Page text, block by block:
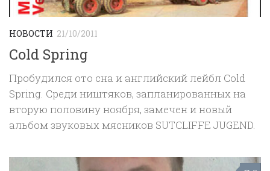
НОВОСТИ 21/10/2011
Cold Spring
Пробудился ото сна и английский лейбл Cold
Spring. Среди ништяков, запланированных на
вторую половину ноября, замечен и новый
альбом звуковых мясников SUTCLIFFE JUGEND.